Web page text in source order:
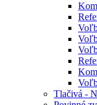
Tlačivá -